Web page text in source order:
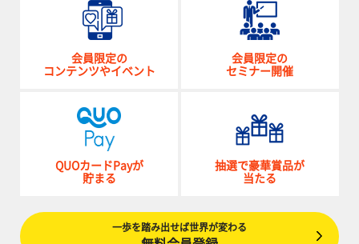
会員限定の
コンテンツやイベント
会員限定の
セミナー開催
QUOカードPayが
貯まる
抽選で豪華賞品が
当たる
一歩を踏み出せば世界が変わる